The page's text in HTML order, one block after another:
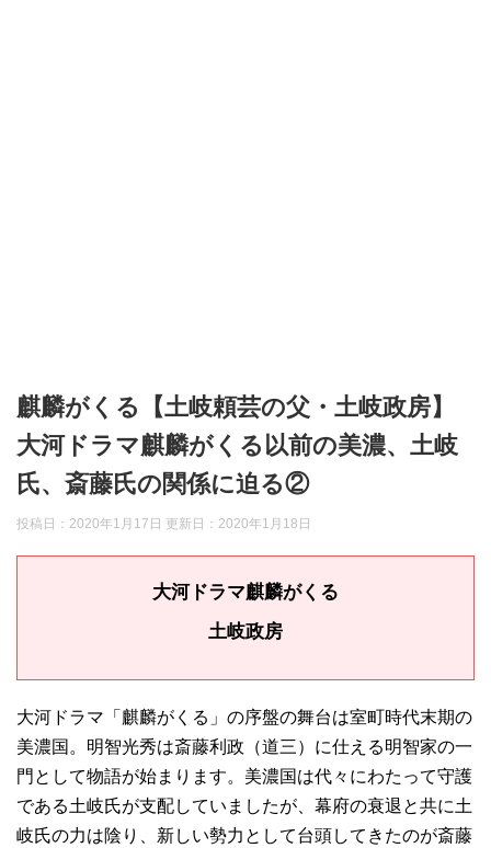
麒麟がくる【土岐頼芸の父・土岐政房】
大河ドラマ麒麟がくる以前の美濃、土岐
氏、斎藤氏の関係に迫る②
投稿日：2020年1月17日 更新日： 2020年1月18日
大河ドラマ麒麟がくる
土岐政房
大河ドラマ「麒麟がくる」の序盤の舞台は室町時代末期の
美濃国。明智光秀は斎藤利政（道三）に仕える明智家の一
門として物語が始まります。美濃国は代々にわたって守護
である土岐氏が支配していましたが、幕府の衰退と共に土
岐氏の力は陰り、新しい勢力として台頭してきたのが斎藤